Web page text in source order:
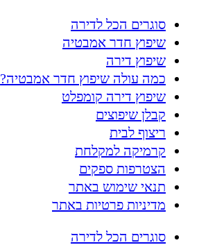
סוגרים הכל לדירה
שיפוץ חדר אמבטיה
שיפוץ דירה
כמה עולה שיפוץ חדר אמבטיה?
שיפוץ דירה קומפלט
קבלן שיפוצים
ריצוף לבית
קרמיקה למקלחת
הצטרפות ספקים
תנאי שימוש באתר
מדיניות פרטיות באתר
סוגרים הכל לדירה